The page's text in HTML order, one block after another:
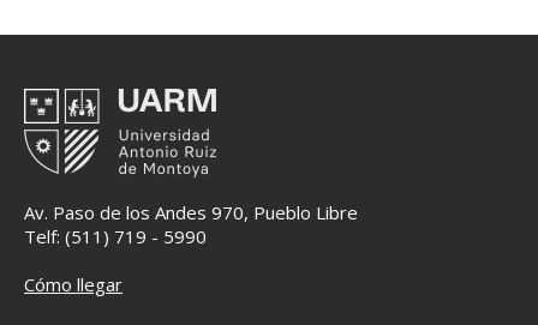
Av. Paso de los Andes 970, Pueblo Libre
Telf: (511) 719 - 5990
Cómo llegar